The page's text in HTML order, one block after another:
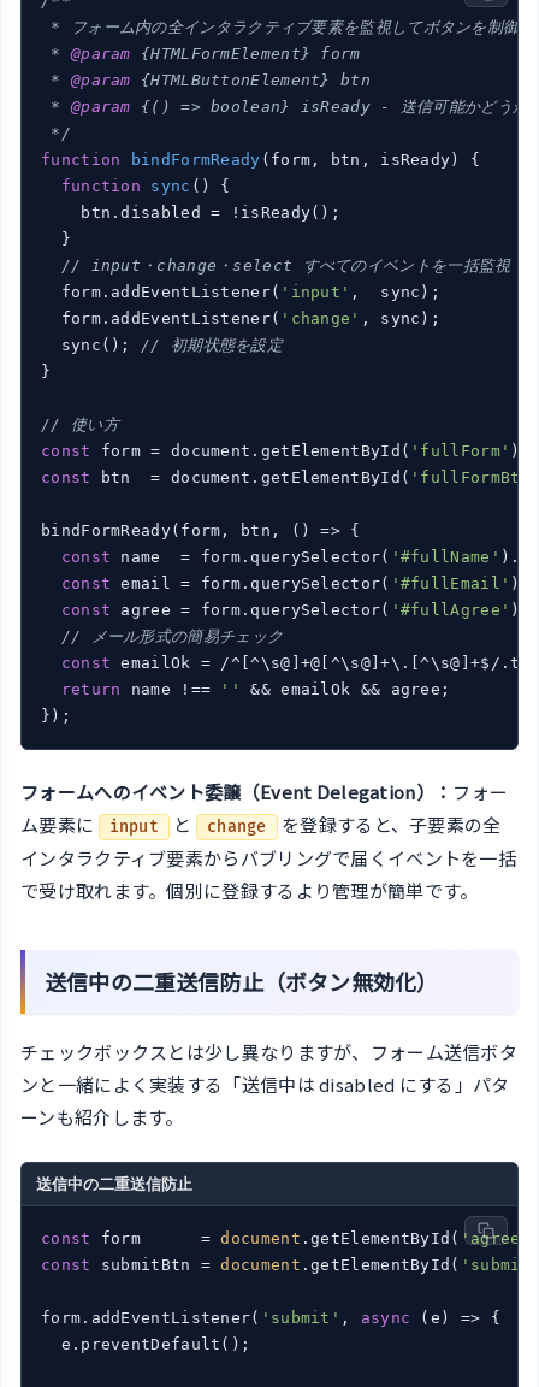
* フォーム内の全インタラクティブ要素を監視してボタンを制御す
* @param {HTMLFormElement} form
* @param {HTMLButtonElement} btn
* @param {() => boolean} isReady - 送信可能かどうかを
*/
function
bindFormReady (form, btn, isReady)
{
function
sync ()
{
    btn.disabled = !isReady();
  }
// input・change・select すべてのイベントを一括監視（バ
  form.addEventListener(
'input' ,  sync);
  form.addEventListener(
'change' , sync);
  sync();
// 初期状態を設定
}
// 使い方
const form = document.getElementById( 'fullForm'
const btn  = document.getElementById(
bindFormReady(form, btn, () => {
const name  = form.querySelector( '#fullName'
const email = form.querySelector( '#fullEmail'
const agree = form.querySelector( '#fullAgree'
// メール形式の簡易チェック
const emailOk = /^[^\s@]+@[^\s@]+\.[^\s@]+$/
return name !== ''
&& emailOk && agree;
});
フォームへのイベント委譲（Event Delegation）： フォー
ム要素に
input と change
を登録すると、子要素の全
インタラクティブ要素からバブリングで届くイベントを一括
で受け取れます。個別に登録するより管理が簡単です。
送信中の二重送信防止（ボタン無効化）
チェックボックスとは少し異なりますが、フォーム送信ボタ
ンと一緒によく実装する「送信中は disabled にする」パタ
ーンも紹介します。
送信中の二重送信防止
const form      = document .getElementById(
const submitBtn = document .getElementById(
form.addEventListener( 'submit' , async (e) => {
  e.preventDefault();